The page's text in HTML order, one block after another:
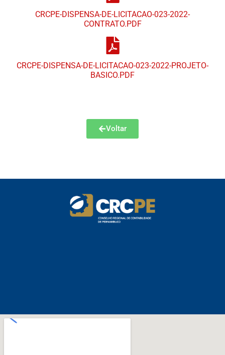
CRCPE-DISPENSA-DE-LICITACAO-023-2022-
CONTRATO.PDF
CRCPE-DISPENSA-DE-LICITACAO-023-2022-PROJETO-
BASICO.PDF
Voltar